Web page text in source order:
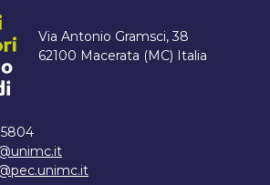
Via Antonio Gramsci, 38
62100 Macerata (MC) Italia
5804